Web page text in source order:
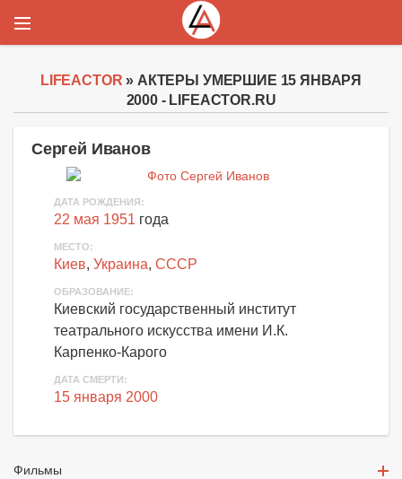
LIFEACTOR » АКТЕРЫ УМЕРШИЕ 15 ЯНВАРЯ
2000 - LIFEACTOR.RU
Сергей Иванов
ДАТА РОЖДЕНИЯ:
22 мая 1951 года
МЕСТО:
Киев, Украина, СССР
ОБРАЗОВАНИЕ:
Киевский государственный институт
театрального искусства имени И.К.
Карпенко-Карого
ДАТА СМЕРТИ:
15 января 2000
Фильмы